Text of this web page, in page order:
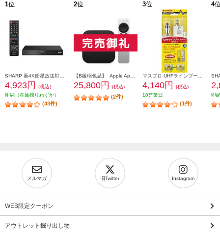
1位
4,923円
(税込)
即納（在庫残りわずか）
(43件)
2位
25,800円 (税込)
(2件)
3位
4,140円
(税込)
10営業日
(1件)
4
即
メルマガ 旧Twitter Instagram
WEB限定クーポン
アウトレット掘り出し物